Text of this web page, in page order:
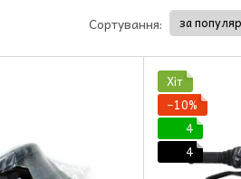
Сортування: за
Хіт
−10%
4
4